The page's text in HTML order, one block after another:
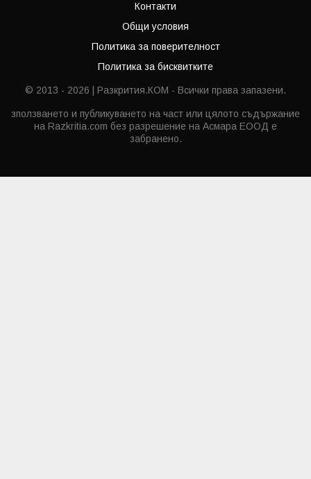
Контакти
Общи условия
Политика за поверителност
Политика за бисквитките
© 2013 - 2026 | Разкрития.КОМ - Всички права запазени.
зползването и публикуването на част или цялото съдържание
на Razkritia.com без разрешение на Асмара ЕООД е
забранено.